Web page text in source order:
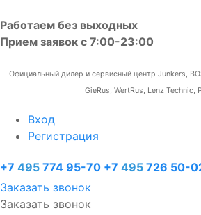
Работаем без выходных
Прием заявок с 7:00-23:00
Официальный дилер и сервисный центр Junkers,
GieRus, WertRus, Lenz Technic,
Вход
Регистрация
+7 495 774 95-70 +7 495 726 50-
Заказать звонок
Заказать звонок